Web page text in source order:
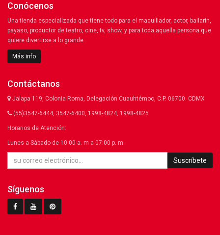
Conócenos
Una tienda especializada que tiene todo para el maquillador, actor, bailarín,
payaso, productor de teatro, cine, tv, show, y para toda aquella persona que
quiere divertirse a lo grande.
Más info
Contáctanos
Jalapa 119, Colonia Roma, Delegación Cuauhtémoc, C.P. 06700. CDMX
(55)3547-6444, 3547-6400, 1998-4824, 1998-4825
Horarios de Atención:
Lunes a Sábado de 10:00 a. m a 07:00 p. m.
Suscríbete
Síguenos